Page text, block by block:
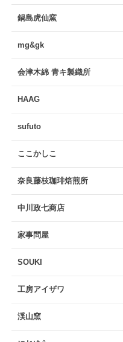
鍋島虎仙窯
mg&gk
会津木綿 青キ製織所
HAAG
sufuto
ここかしこ
奈良藤枝珈琲焙煎所
中川政七商店
家事問屋
SOUKI
工房アイザワ
渓山窯